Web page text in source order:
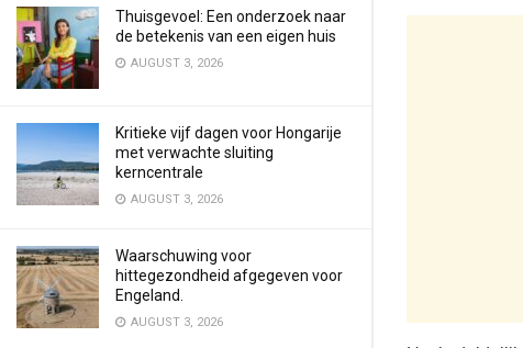
Thuisgevoel: Een onderzoek naar
de betekenis van een eigen huis
AUGUST 3, 2026
Kritieke vijf dagen voor Hongarije
met verwachte sluiting
kerncentrale
AUGUST 3, 2026
Waarschuwing voor
hittegezondheid afgegeven voor
Engeland.
AUGUST 3, 2026